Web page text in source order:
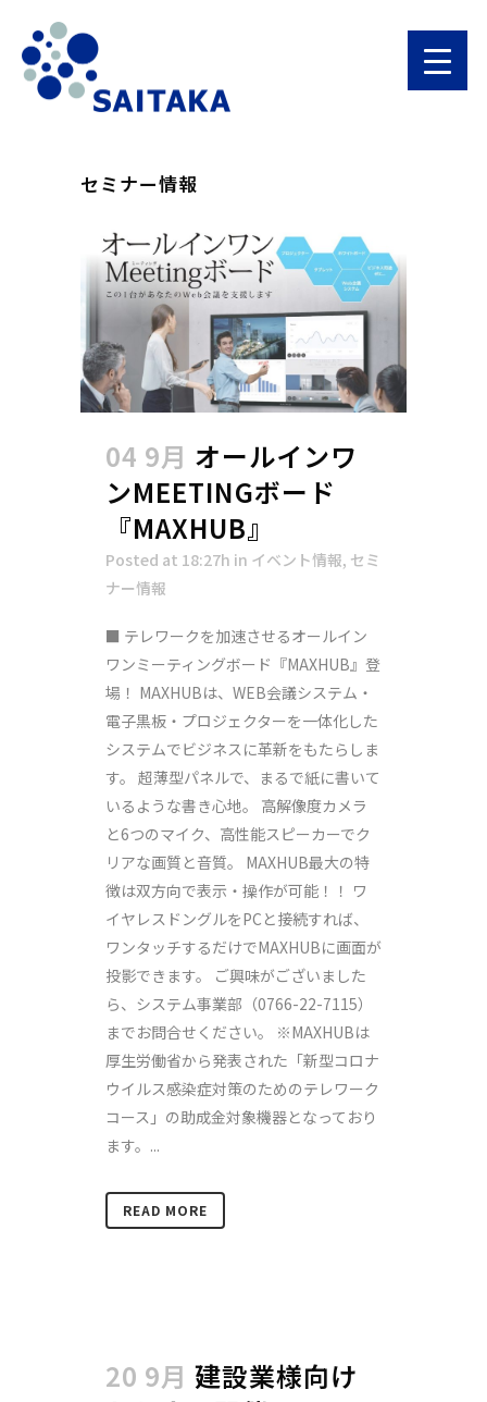
セミナー情報
04 9月 オールインワ
ンMEETINGボード
『MAXHUB』
Posted at 18:27h in イベント情報, セミ
ナー情報
■ テレワークを加速させるオールイン
ワンミーティングボード『MAXHUB』登
場！ MAXHUBは、WEB会議システム・
電子黒板・プロジェクターを一体化した
システムでビジネスに革新をもたらしま
す。 超薄型パネルで、まるで紙に書いて
いるような書き心地。 高解像度カメラ
と6つのマイク、高性能スピーカーでク
リアな画質と音質。 MAXHUB最大の特
徴は双方向で表示・操作が可能！！ ワ
イヤレスドングルをPCと接続すれば、
ワンタッチするだけでMAXHUBに画面が
投影できます。 ご興味がございました
ら、システム事業部（0766-22-7115）
までお問合せください。 ※MAXHUBは
厚生労働省から発表された「新型コロナ
ウイルス感染症対策のためのテレワーク
コース」の助成金対象機器となっており
ます。...
READ MORE
20 9月 建設業様向け